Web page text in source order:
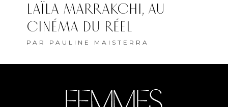
LAÏLA MARRAKCHI, AU
CINÉMA DU RÉEL
PAR PAULINE MAISTERRA